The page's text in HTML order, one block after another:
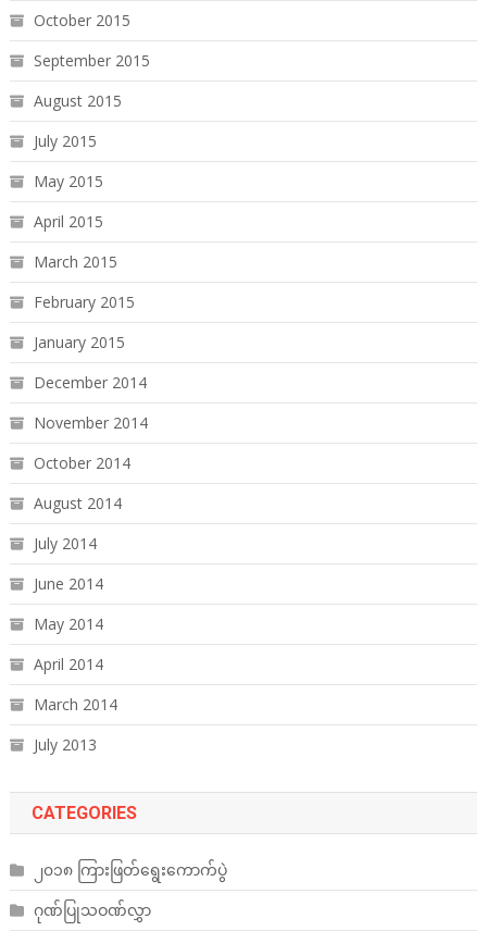
October 2015
September 2015
August 2015
July 2015
May 2015
April 2015
March 2015
February 2015
January 2015
December 2014
November 2014
October 2014
August 2014
July 2014
June 2014
May 2014
April 2014
March 2014
July 2013
CATEGORIES
၂၀၁၈ ကြားဖြတ်ရွေးကောက်ပွဲ
ဂုဏ်ပြုသဝဏ်လွှာ